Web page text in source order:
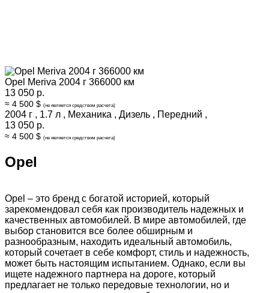
Opel Meriva 2004 г 366000 км
13 050 р.
≈ 4 500 $ (не является средством расчета)
2004 г , 1.7 л , Механика , Дизель , Передний ,
13 050 р.
≈ 4 500 $ (не является средством расчета)
Opel
Opel – это бренд с богатой историей, который
зарекомендовал себя как производитель надежных и
качественных автомобилей. В мире автомобилей, где
выбор становится все более обширным и
разнообразным, находить идеальный автомобиль,
который сочетает в себе комфорт, стиль и надежность,
может быть настоящим испытанием. Однако, если вы
ищете надежного партнера на дороге, который
предлагает не только передовые технологии, но и